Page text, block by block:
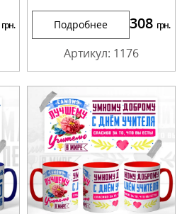
грн. Подробнее 308 грн.
Артикул: 1176